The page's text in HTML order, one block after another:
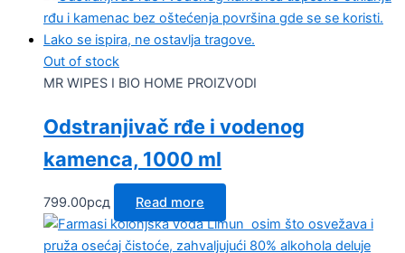
Out of stock
MR WIPES I BIO HOME PROIZVODI
Odstranjivač rđe i vodenog
kamenca, 1000 ml
799.00рсд Read more